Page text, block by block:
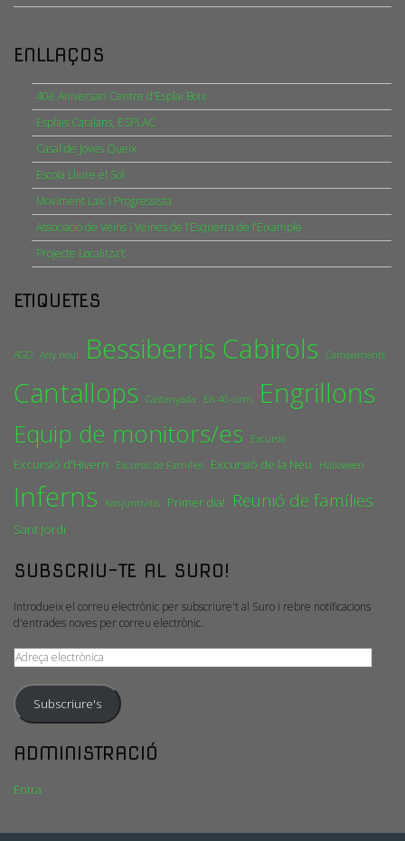
ENLLAÇOS
40è Aniversari Centre d'Esplai Boix
Esplais Catalans, ESPLAC
Casal de Joves Queix
Escola Lliure el Sol
Moviment Laic i Progressista
Associació de Veïns i Veïnes de l’Esquerra de l’Eixample
Projecte Localitza’t
ETIQUETES
AGO Any nou! Bessiberris Cabirols Campaments
Cantallops Castanyada Els 40 cims Engrillons
Equip de monitors/es Excursió
Excursió d'Hivern Excursió de Famílies Excursió de la Neu Halloween
Inferns Konjuntivitis Primer dia! Reunió de famílies
Sant Jordi
SUBSCRIU-TE AL SURO!
Introdueix el correu electrònic per subscriure't al Suro i rebre notificacions
d'entrades noves per correu electrònic.
Adreça
electrònica
Subscriure's
ADMINISTRACIÓ
Entra